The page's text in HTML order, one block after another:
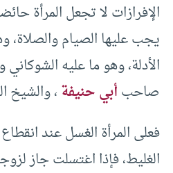
الإفرازات لا تجعل المرأة
يجب عليها الصيام والصلاة،
الأدلة، وهو ما عليه
صاحبأبي حنيفة، والشيخ
فعلى المرأة الغسل عند
الغليط، فإذا اغتسلت جاز